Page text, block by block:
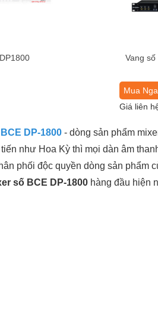
Vang số
Mua
Giá liên
DP-1800 - dòng sản phẩm
như Hoa Kỳ thì mọi dàn âm
phối độc quyền dòng sản phẩm
số BCE DP-1800 hàng đầu hiện